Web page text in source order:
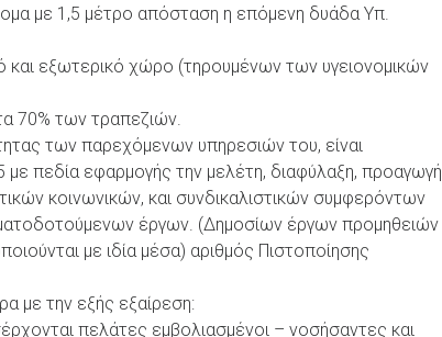
με 1,5 μέτρο απόσταση η επόμενη δυάδα Υπ.
και εξωτερικό χώρο (τηρουμένων των υγειονομικών
70% των τραπεζιών.
των παρεχόμενων υπηρεσιών του, είναι
πεδία εφαρμογής την μελέτη, διαφύλαξη, προαγωγή
κοινωνικών, και συνδικαλιστικών συμφερόντων
έργων. (Δημοσίων έργων προμηθειών
με ιδία μέσα) αριθμός Πιστοποίησης
με την εξής εξαίρεση:
πελάτες εμβολιασμένοι – νοσήσαντες και